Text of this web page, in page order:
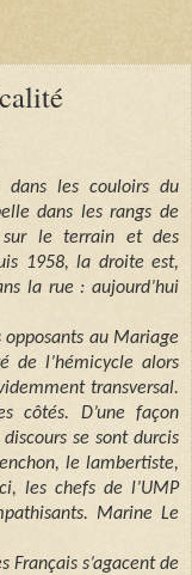
dans les couloirs du
dans les rangs de
sur le terrain et des
1958, la droite est,
la rue : aujourd’hui
au Mariage
de l’hémicycle alors
transversal.
côtés. D’une façon
se sont durcis
le lambertiste,
les chefs de l’UMP
Marine Le
Français s’agacent de